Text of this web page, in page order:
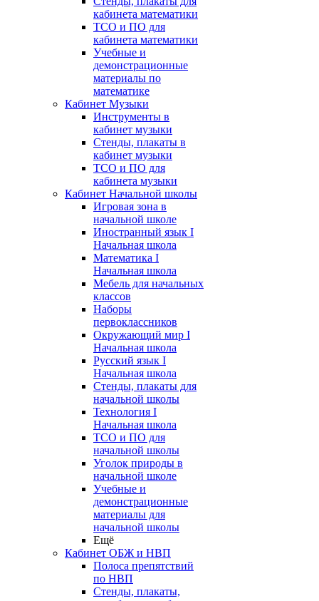
кабинета математики
ТСО и ПО для
кабинета математики
Учебные и
демонстрационные
материалы по
математике
Кабинет Музыки
Инструменты в
кабинет музыки
Стенды, плакаты в
кабинет музыки
ТСО и ПО для
кабинета музыки
Кабинет Начальной школы
Игровая зона в
начальной школе
Иностранный язык I
Начальная школа
Математика I
Начальная школа
Мебель для начальных
классов
Наборы
первоклассников
Окружающий мир I
Начальная школа
Русский язык I
Начальная школа
Стенды, плакаты для
начальной школы
Технология I
Начальная школа
ТСО и ПО для
начальной школы
Уголок природы в
начальной школе
Учебные и
демонстрационные
материалы для
начальной школы
Ещё
Кабинет ОБЖ и НВП
Полоса препятствий
по НВП
Стенды, плакаты,